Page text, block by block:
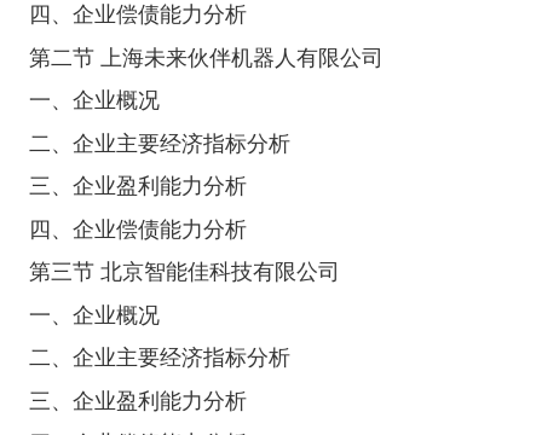
四、企业偿债能力分析
第二节 上海未来伙伴机器人有限公司
一、企业概况
二、企业主要经济指标分析
三、企业盈利能力分析
四、企业偿债能力分析
第三节 北京智能佳科技有限公司
一、企业概况
二、企业主要经济指标分析
三、企业盈利能力分析